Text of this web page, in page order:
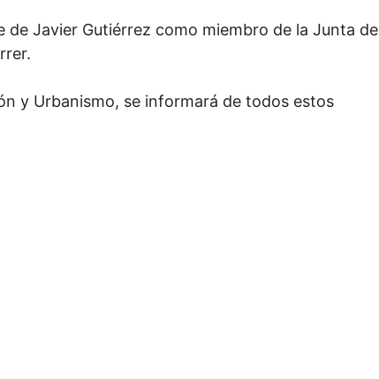
de Javier Gutiérrez como miembro de la Junta de
y Urbanismo, se informará de todos estos